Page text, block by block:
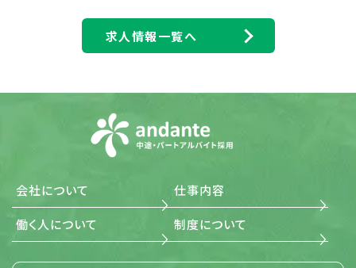
諸規則に則り、個人情報へのアクセス管理、個人情報の持
ち出し手段の制限、外部からの不正アクセスの防止等の対
策を実施し、個人情報の漏洩、滅失またはき損の防止に努
(4) 法令・規範の遵守 当社は、個人情報の取扱いに関する
法令、国が定める指針その他の規範を遵守します。また、当
社の個人情報管理規則を、これらの法令および指針その
他の規範に適合させます。
(5) 個人情報に関する本人の権利尊重 当社は、個人情報に
用もしくは提供の拒否を求められたとき、および苦情、相談
の申し出を受けたときは、個人情報に関する本人の権利を
尊重し、誠意をもって対応します。
3. 適用範囲
求人情報一覧へ
会社について 仕事内容
働く人について 制度について